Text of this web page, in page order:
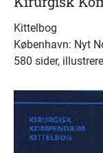
Kittelbog
København: Nyt
580 sider,